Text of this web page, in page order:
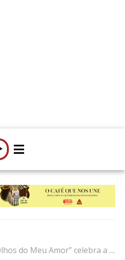
celebra a alma de Campo Maior no grande ecrã